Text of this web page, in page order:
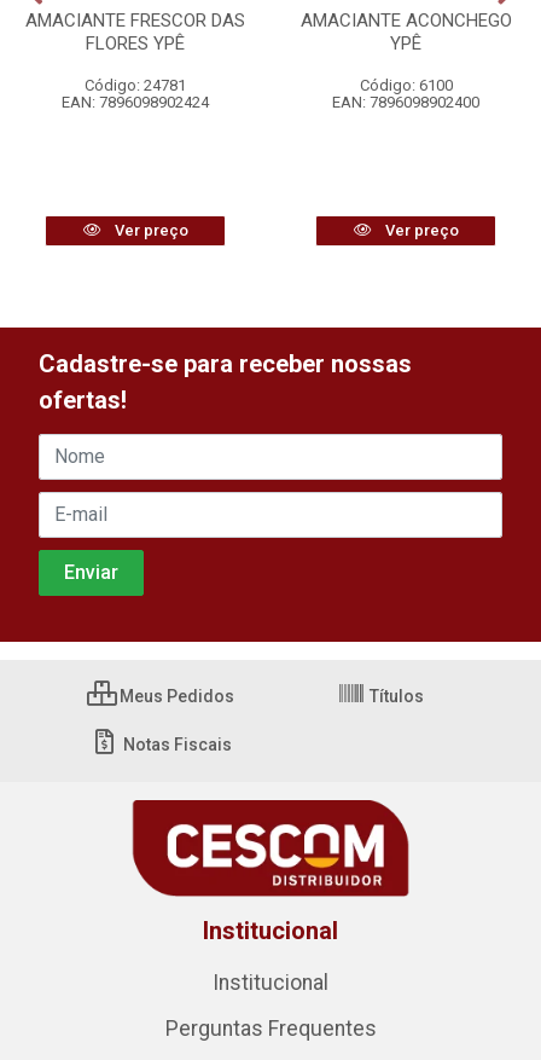
AMACIANTE FRESCOR DAS
FLORES YPÊ
Código: 24781
EAN: 7896098902424
Ver preço
AMACIANTE ACONCHEGO
YPÊ
Código: 6100
EAN: 7896098902400
Ver preço
Cadastre-se para receber nossas
ofertas!
Meus Pedidos Títulos
Notas Fiscais
Institucional
Institucional
Perguntas Frequentes